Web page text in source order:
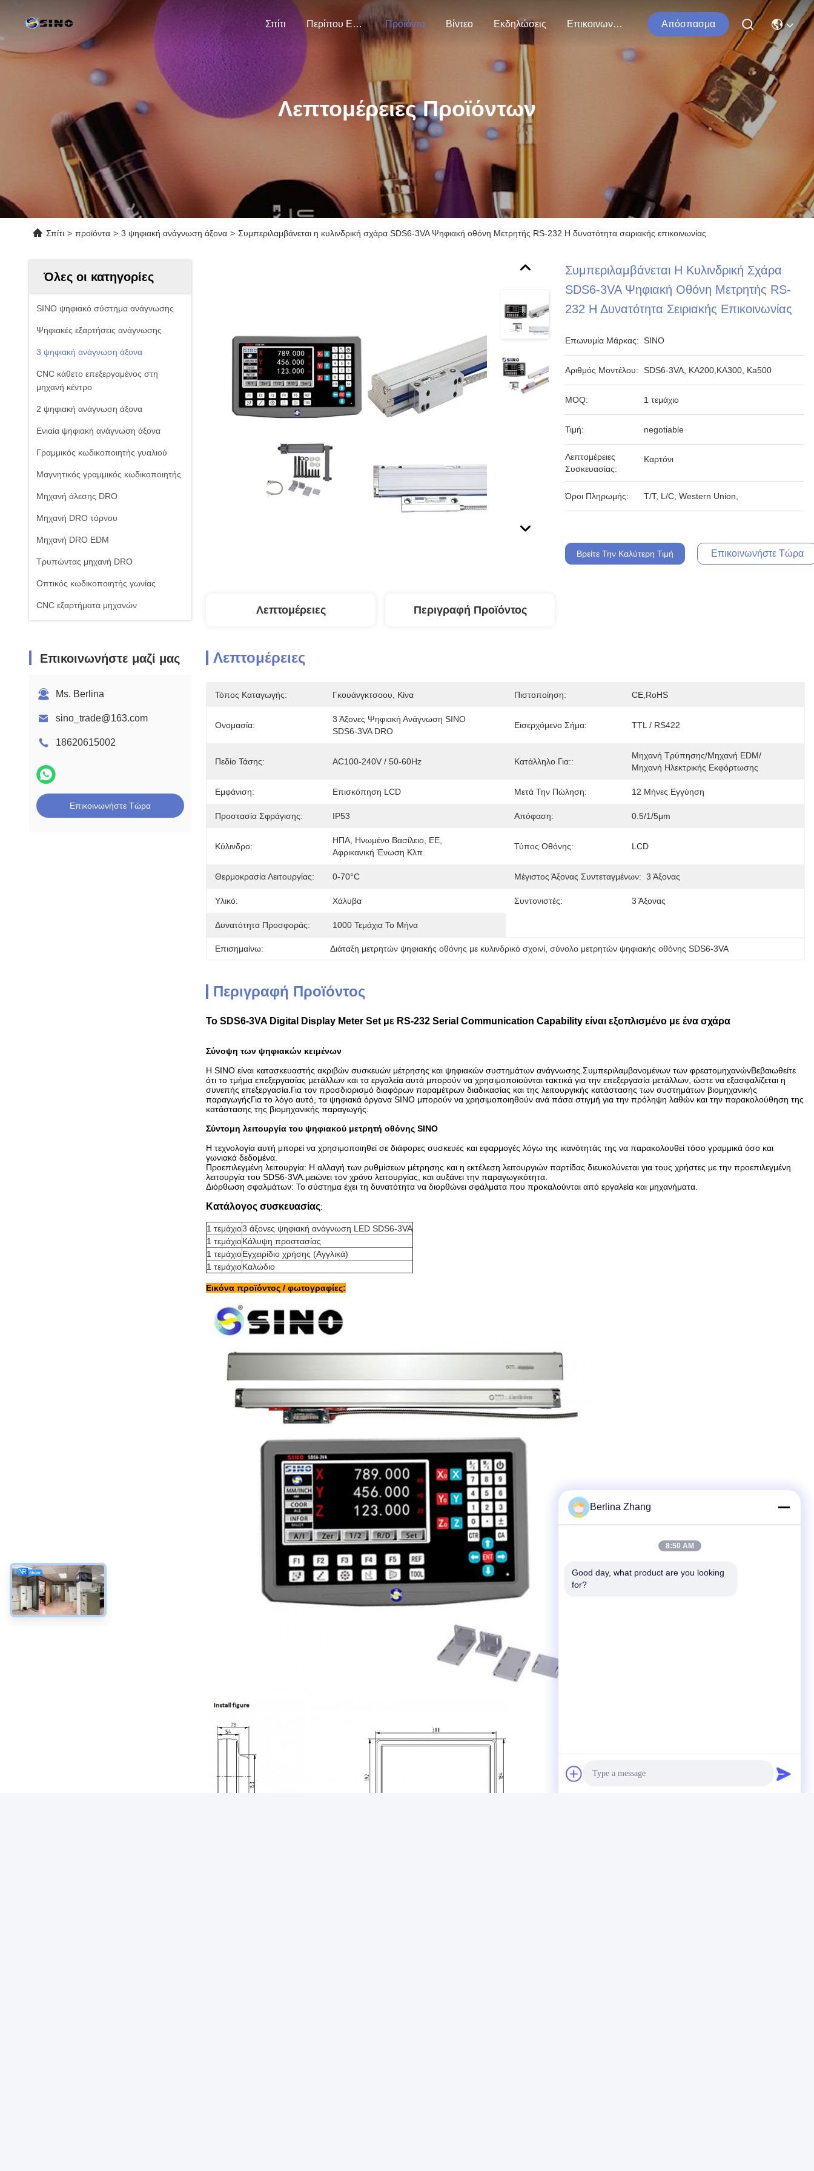
Σπίτι Περίπου Εμείς Προϊόντα Βίντεο Εκδηλώσεις Επικοινωνήστε Μαζί Μας Απόσπασμα
Λεπτομέρειες Προϊόντων
Σπίτι > προϊόντα > 3 ψηφιακή ανάγνωση άξονα > Συμπεριλαμβάνεται η κυλινδρική σχάρα SDS6-3VA Ψηφιακή οθόνη Μετρητής RS-232 Η δυνατότητα σειριακής επικοινωνίας
Όλες οι κατηγορίες
SINO ψηφιακό σύστημα ανάγνωσης
Ψηφιακές εξαρτήσεις ανάγνωσης
3 ψηφιακή ανάγνωση άξονα
CNC κάθετο επεξεργαμένος στη
μηχανή κέντρο
2 ψηφιακή ανάγνωση άξονα
Ενιαία ψηφιακή ανάγνωση άξονα
Γραμμικός κωδικοποιητής γυαλιού
Μαγνητικός γραμμικός κωδικοποιητής
Μηχανή άλεσης DRO
Μηχανή DRO τόρνου
Μηχανή DRO EDM
Τρυπώντας μηχανή DRO
Οπτικός κωδικοποιητής γωνίας
CNC εξαρτήματα μηχανών
Επικοινωνήστε μαζί μας
Ms. Berlina
sino_trade@163.com
18620615002
Επικοινωνήστε Τώρα
Συμπεριλαμβάνεται Η Κυλινδρική Σχάρα
SDS6-3VA Ψηφιακή Οθόνη Μετρητής RS-
232 Η Δυνατότητα Σειριακής Επικοινωνίας
Επωνυμία Μάρκας: SINO
Αριθμός Μοντέλου: SDS6-3VA, KA200,KA300, Ka500
MOQ: 1 τεμάχιο
Τιμή: negotiable
Λεπτομέρειες
Συσκευασίας:
Καρτόνι
Όροι Πληρωμής: T/T, L/C, Western Union,
Βρείτε Την Καλύτερη Τιμή Επικοινωνήστε Τώρα
Λεπτομέρειες Περιγραφή Προϊόντος
Λεπτομέρειες
Τόπος Καταγωγής: Γκουάνγκτσοου, Κίνα Πιστοποίηση: CE,RoHS
Ονομασία:
3 Άξονες Ψηφιακή Ανάγνωση SINO
SDS6-3VA DRO
Εισερχόμενο Σήμα: TTL / RS422
Πεδίο Τάσης: AC100-240V / 50-60Hz Κατάλληλο Για::
Μηχανή Τρύπησης/μηχανή EDM/
Μηχανή Ηλεκτρικής Εκφόρτωσης
Εμφάνιση: Επισκόπηση LCD Μετά Την Πώληση: 12 Μήνες Εγγύηση
Προστασία Σφράγισης: IP53 Απόφαση: 0.5/1/5μm
Κύλινδρο:
ΗΠΑ, Ηνωμένο Βασίλειο, ΕΕ,
Αφρικανική Ένωση Κλπ.
Τύπος Οθόνης: LCD
Θερμοκρασία Λειτουργίας: 0-70°C Μέγιστος Άξονας Συντεταγμένων: 3 Άξονας
Υλικό: Χάλυβα Συντονιστές: 3 Άξονας
Δυνατότητα Προσφοράς: 1000 Τεμάχια Το Μήνα
Επισημαίνω: Διάταξη μετρητών ψηφιακής οθόνης με κυλινδρικό σχοινί, σύνολο μετρητών ψηφιακής οθόνης SDS6-3VA
Περιγραφή Προϊόντος
Το SDS6-3VA Digital Display Meter Set με RS-232 Serial Communication Capability είναι εξοπλισμένο με ένα σχάρα
Σύνοψη των ψηφιακών κειμένων
Η SINO είναι κατασκευαστής ακριβών συσκευών μέτρησης και ψηφιακών συστημάτων ανάγνωσης.Συμπεριλαμβανομένων των φρεατομηχανώνΒεβαιωθείτε
ότι το τμήμα επεξεργασίας μετάλλων και τα εργαλεία αυτά μπορούν να χρησιμοποιούνται τακτικά για την επεξεργασία μετάλλων, ώστε να εξασφαλίζεται η
συνεπής επεξεργασία.Για τον προσδιορισμό διαφόρων παραμέτρων διαδικασίας και της λειτουργικής κατάστασης των συστημάτων βιομηχανικής
παραγωγήςΓια το λόγο αυτό, τα ψηφιακά όργανα SINO μπορούν να χρησιμοποιηθούν ανά πάσα στιγμή για την πρόληψη λαθών και την παρακολούθηση της
κατάστασης της βιομηχανικής παραγωγής.
Σύντομη λειτουργία του ψηφιακού μετρητή οθόνης SINO
Η τεχνολογία αυτή μπορεί να χρησιμοποιηθεί σε διάφορες συσκευές και εφαρμογές λόγω της ικανότητάς της να παρακολουθεί τόσο γραμμικά όσο και
γωνιακά δεδομένα.
Προεπιλεγμένη λειτουργία: Η αλλαγή των ρυθμίσεων μέτρησης και η εκτέλεση λειτουργιών παρτίδας διευκολύνεται για τους χρήστες με την προεπιλεγμένη
λειτουργία του SDS6-3VA.μειώνει τον χρόνο λειτουργίας, και αυξάνει την παραγωγικότητα.
Διόρθωση σφαλμάτων: Το σύστημα έχει τη δυνατότητα να διορθώνει σφάλματα που προκαλούνται από εργαλεία και μηχανήματα.
Κατάλογος συσκευασίας:
1 τεμάχιο3 άξονες ψηφιακή ανάγνωση LED SDS6-3VA
1 τεμάχιοΚάλυψη προστασίας
1 τεμάχιοΕγχειρίδιο χρήσης (Αγγλικά)
1 τεμάχιοΚαλώδιο
Εικόνα προϊόντος / φωτογραφίες:
Berlina Zhang
8:50 AM
Good day, what product are you looking
for?